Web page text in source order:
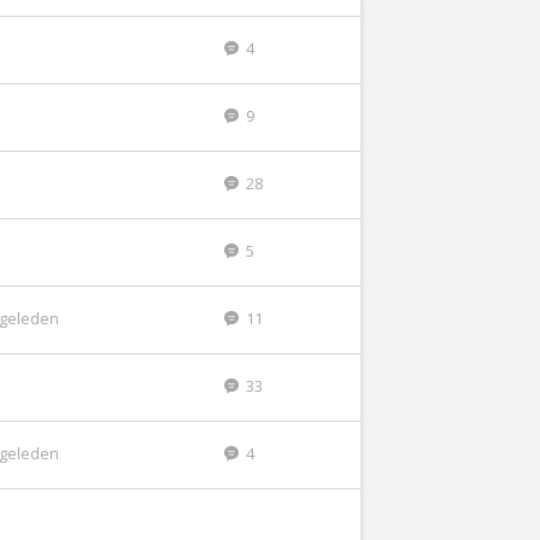
4
9
28
5
11
33
4